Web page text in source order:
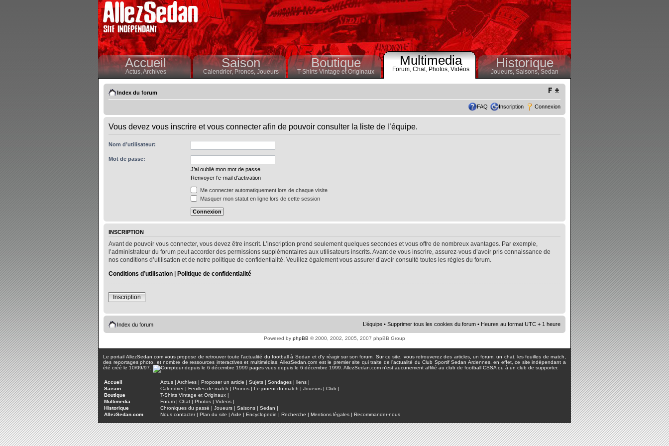
Accueil
Actus,Archives
Saison
Calendrier,Pronos, Joueurs
Boutique
T-Shirts Vintage et Originaux
Multimedia
Forum, Chat, Photos, Vidéos Historique
Joueurs, Saisons,Sedan
Index du forum
FAQ Inscription Connexion
Vous devez vous inscrire et vous connecter afin de pouvoir consulter la liste de l’équipe.
Nom d’utilisateur:
Mot de passe:
J’ai oublié mon mot de passe
Renvoyer l’e-mail d’activation
Me connecter automatiquement lors de chaque visite
Masquer mon statut en ligne lors de cette session
INSCRIPTION
Avant de pouvoir vous connecter, vous devez être inscrit. L’inscription prend seulement quelques secondes et vous offre de nombreux avantages. Par exemple,
l’administrateur du forum peut accorder des permissions supplémentaires aux utilisateurs inscrits. Avant de vous inscrire, assurez-vous d’avoir pris connaissance de
nos conditions d’utilisation et de notre politique de confidentialité. Veuillez également vous assurer d’avoir consulté toutes les règles du forum.
Conditions d’utilisation | Politique de confidentialité
Inscription
Index du forum L’équipe • Supprimer tous les cookies du forum • Heures au format UTC + 1 heure
Powered by phpBB © 2000, 2002, 2005, 2007 phpBB Group
Le portail AllezSedan.com vous propose de retrouver toute l'actualité du football à Sedan et d'y réagir sur son forum. Sur ce site, vous retrouverez des articles, un forum, un chat, les feuilles de match,
des reportages photo, et nombre de ressources interactives et multimédias. AllezSedan.com est le premier site qui traite de l'actualité du Club Sportif Sedan Ardennes, en effet, ce site indépendant a
été créé le 10/09/97.
pages vues depuis le 6 décembre 1999. AllezSedan.com n'est aucunement affilié au club de football CSSA ou à un club de supporter.
Accueil Actus | Archives | Proposer un article | Sujets | Sondages | liens |
Saison
Calendrier| Feuilles de match | Pronos | Le joueur du match | Joueurs | Club |
Boutique
T-Shirts Vintage et Originaux |
Multimedia
Forum | Chat | Photos | Videos |
Historique
Chroniques du passé | Joueurs | Saisons | Sedan |
AllezSedan.com
Nous contacter| Plan du site | Aide | Encyclopedie | Recherche | Mentions légales | Recommander-nous